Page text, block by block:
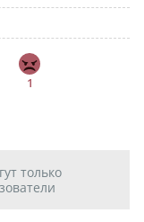
1
только